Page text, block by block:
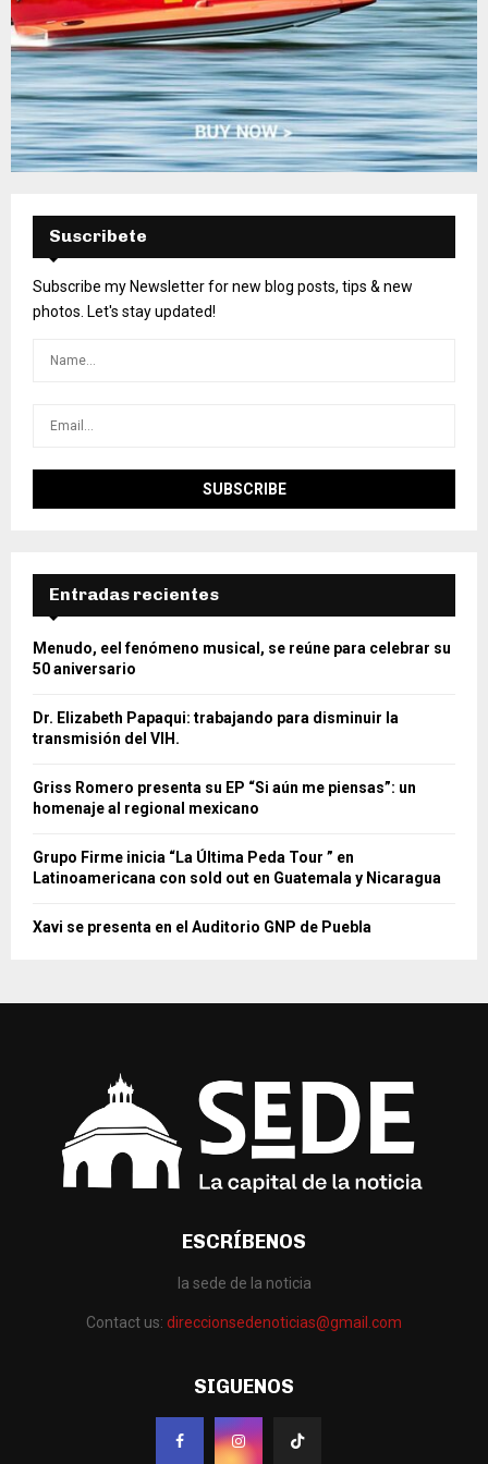
Suscribete
Subscribe my Newsletter for new blog posts, tips & new
photos. Let's stay updated!
Entradas recientes
Menudo, eel fenómeno musical, se reúne para celebrar su
50 aniversario
Dr. Elizabeth Papaqui: trabajando para disminuir la
transmisión del VIH.
Griss Romero presenta su EP “Si aún me piensas”: un
homenaje al regional mexicano
Grupo Firme inicia “La Última Peda Tour ” en
Latinoamericana con sold out en Guatemala y Nicaragua
Xavi se presenta en el Auditorio GNP de Puebla
ESCRÍBENOS
la sede de la noticia
Contact us: direccionsedenoticias@gmail.com
SIGUENOS